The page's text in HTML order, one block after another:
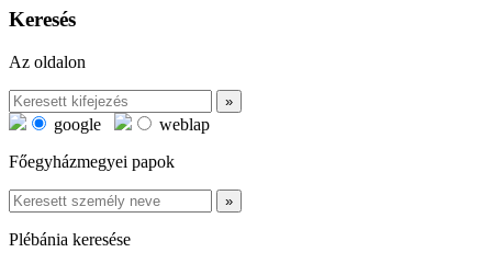
Keresés
Az oldalon
google
weblap
Főegyházmegyei papok
Plébánia keresése